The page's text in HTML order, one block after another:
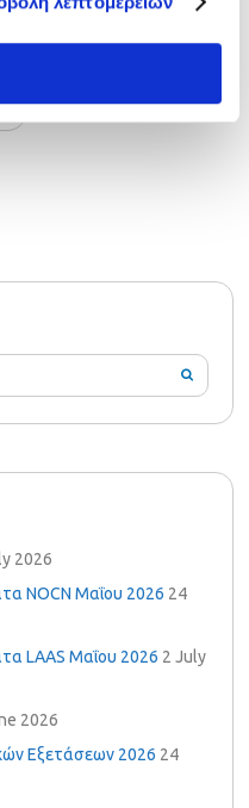
2026
NOCN Μαΐου 2026 24
LAAS Μαΐου 2026 2 July
2026
Εξετάσεων 2026 24